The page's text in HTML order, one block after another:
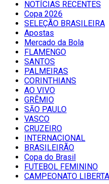
NOTÍCIAS RECENTES
Copa 2026
SELEÇÃO BRASILEIRA
Apostas
Mercado da Bola
FLAMENGO
SANTOS
PALMEIRAS
CORINTHIANS
AO VIVO
GRÊMIO
SĀO PAULO
VASCO
CRUZEIRO
INTERNACIONAL
BRASILEIRÃO
Copa do Brasil
FUTEBOL FEMININO
CAMPEONATO